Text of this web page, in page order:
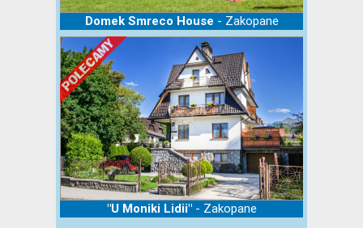
Domek Smreco House - Zakopane
"U Moniki Lidii"- Zakopane